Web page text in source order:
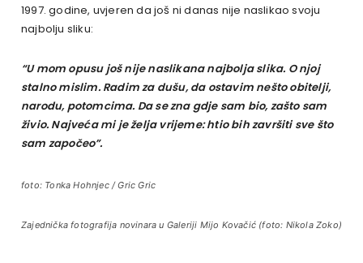
1997. godine, uvjeren da još ni danas nije naslikao svoju
najbolju sliku:
“U mom opusu još nije naslikana najbolja slika. O njoj
stalno mislim. Radim za dušu, da ostavim nešto obitelji,
narodu, potomcima. Da se zna gdje sam bio, zašto sam
živio. Najveća mi je želja vrijeme: htio bih završiti sve što
sam započeo”.
foto: Tonka Hohnjec / Gric Gric
Zajednička fotografija novinara u Galeriji Mijo Kovačić (foto: Nikola Zoko)